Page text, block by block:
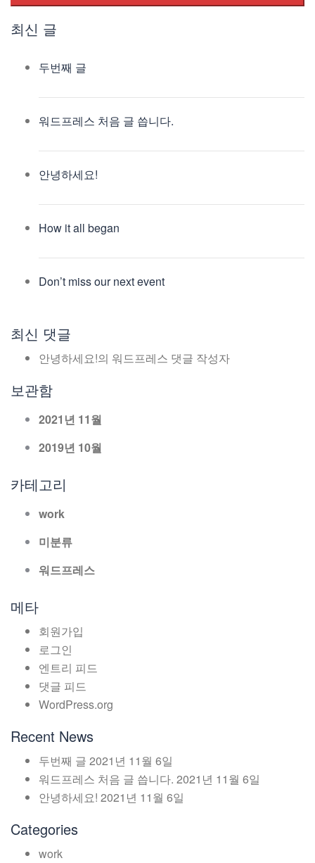
최신 글
두번째 글
워드프레스 처음 글 씁니다.
안녕하세요!
How it all began
Don’t miss our next event
최신 댓글
안녕하세요!의 워드프레스 댓글 작성자
보관함
2021년 11월
2019년 10월
카테고리
work
미분류
워드프레스
메타
회원가입
로그인
엔트리 피드
댓글 피드
WordPress.org
Recent News
두번째 글 2021년 11월 6일
워드프레스 처음 글 씁니다. 2021년 11월 6일
안녕하세요! 2021년 11월 6일
Categories
work